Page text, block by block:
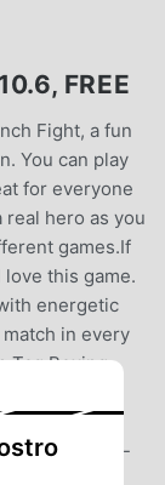
FREE
Fight, a fun
You can play
for everyone
hero as you
games.If
this game.
energetic
in every
Tag Boxing
like
to test
and head-to-
different